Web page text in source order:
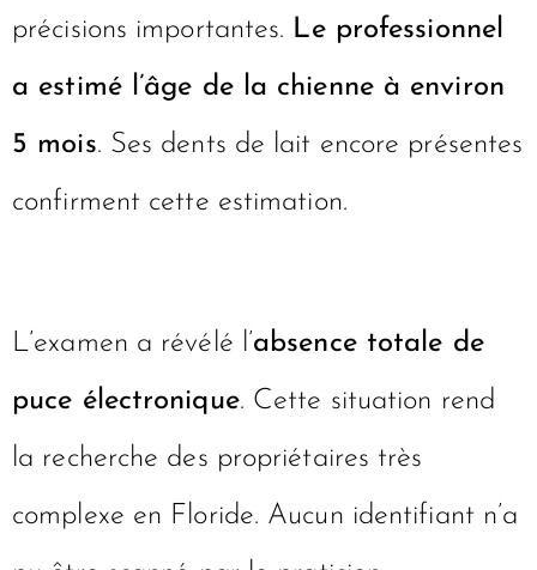
précisions importantes. Le professionnel
a estimé l’âge de la chienne à environ
5 mois. Ses dents de lait encore présentes
confirment cette estimation.
L’examen a révélé l’absence totale de
puce électronique. Cette situation rend
la recherche des propriétaires très
complexe en Floride. Aucun identifiant n’a